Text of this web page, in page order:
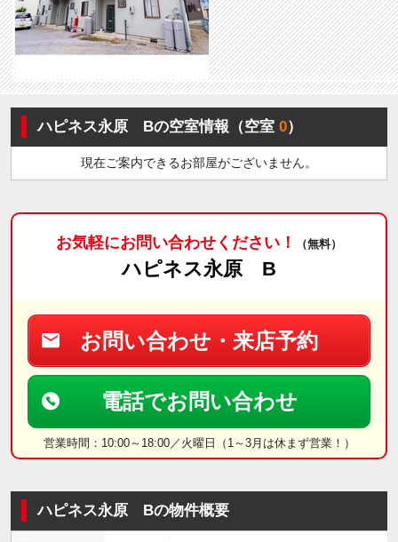
ハピネス永原 Bの空室情報（空室0）
現在ご案内できるお部屋がございません。
お気軽にお問い合わせください！ （無料）
ハピネス永原 B
お問い合わせ・来店予約
電話でお問い合わせ
営業時間：10:00～18:00／火曜日（1～3月は休まず営業！）
ハピネス永原 Bの物件概要